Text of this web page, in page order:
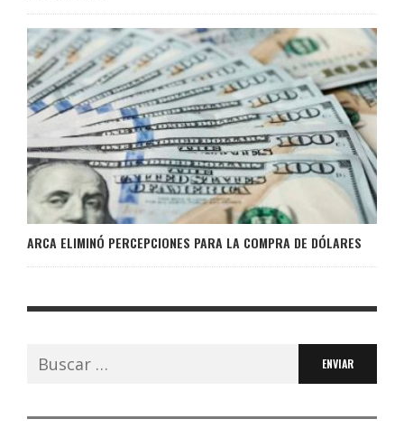
ARCA ELIMINÓ PERCEPCIONES PARA LA COMPRA DE DÓLARES
Buscar: